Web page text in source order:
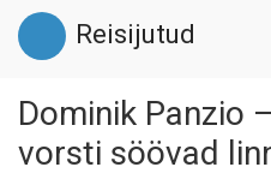
Liigu
edasi
põhisisu
Reisijutud
Dominik Panzio
vorsti söövad